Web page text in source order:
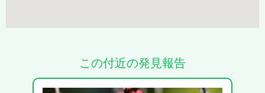
この付近の発見報告